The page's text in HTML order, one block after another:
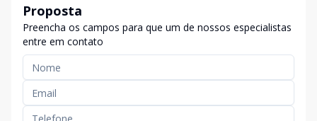
Proposta
Preencha os campos para que um de nossos especialistas
entre em contato